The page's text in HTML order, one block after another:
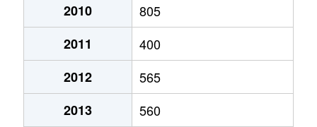
2010
805
2011
400
2012
565
2013
560